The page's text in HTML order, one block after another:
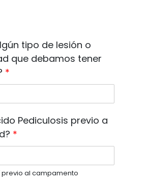
tipo de lesión o
que debamos tener
*
Pediculosis previo a
*
previo al campamento